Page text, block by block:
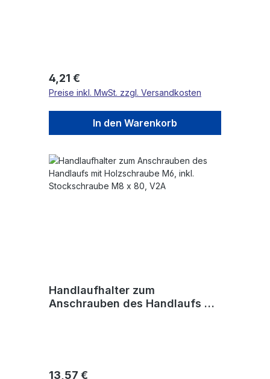
Regulärer Preis:
4,21 €
Preise inkl. MwSt. zzgl. Versandkosten
In den Warenkorb
Handlaufhalter zum
Anschrauben des Handlaufs mit
Regulärer Preis:
13,57 €